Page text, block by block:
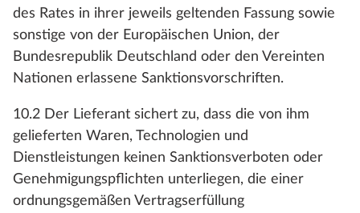
des Rates in ihrer jeweils geltenden Fassung sowie
sonstige von der Europäischen Union, der
Bundesrepublik Deutschland oder den Vereinten
Nationen erlassene Sanktionsvorschriften.
10.2 Der Lieferant sichert zu, dass die von ihm
gelieferten Waren, Technologien und
Dienstleistungen keinen Sanktionsverboten oder
Genehmigungspflichten unterliegen, die einer
ordnungsgemäßen Vertragserfüllung